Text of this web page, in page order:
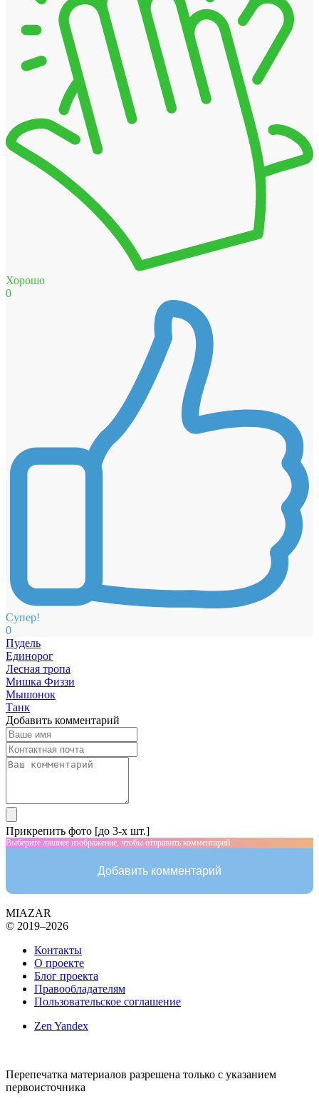
Хорошо
0
Супер!
0
Пудель
Единорог
Лесная тропа
Мишка Физзи
Мышонок
Танк
Добавить комментарий
Прикрепить фото [до 3-х шт.]
Выберите лишнее изображение, чтобы отправить комментарий
Добавить комментарий
MIAZAR
© 2019–2026
Контакты
О проекте
Блог проекта
Правообладателям
Пользовательское соглашение
Zen Yandex
Перепечатка материалов разрешена только с указанием
первоисточника